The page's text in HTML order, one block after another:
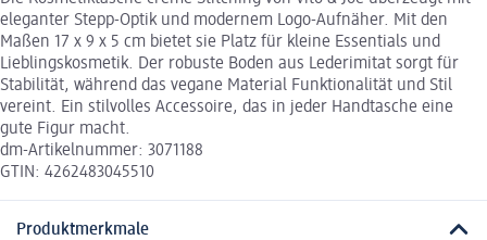
eleganter Stepp-Optik und modernem Logo-Aufnäher. Mit den
Maßen 17 x 9 x 5 cm bietet sie Platz für kleine Essentials und
Lieblingskosmetik. Der robuste Boden aus Lederimitat sorgt für
Stabilität, während das vegane Material Funktionalität und Stil
vereint. Ein stilvolles Accessoire, das in jeder Handtasche eine
gute Figur macht.
dm-Artikelnummer: 3071188
GTIN: 4262483045510
Produktmerkmale